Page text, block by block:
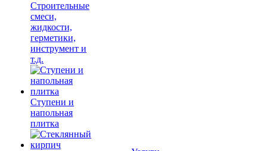
Строительные
смеси,
жидкости,
герметики,
инструмент и
т.д.
Ступени и
напольная
плитка